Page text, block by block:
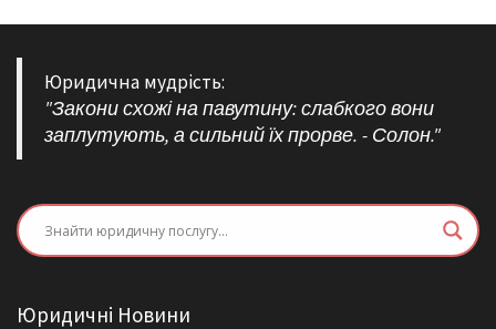
Юридична мудрість:
"Закони схожі на павутину: слабкого вони
заплутують, а сильний їх прорве. - Солон."
Юридичні Новини